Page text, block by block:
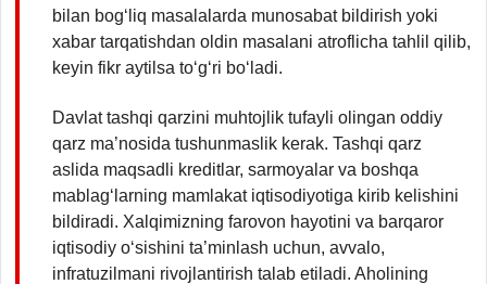
bilan bog‘liq masalalarda munosabat bildirish yoki
xabar tarqatishdan oldin masalani atroflicha tahlil qilib,
keyin fikr aytilsa to‘g‘ri bo‘ladi.
Davlat tashqi qarzini muhtojlik tufayli olingan oddiy
qarz ma’nosida tushunmaslik kerak. Tashqi qarz
aslida maqsadli kreditlar, sarmoyalar va boshqa
mablag‘larning mamlakat iqtisodiyotiga kirib kelishini
bildiradi. Xalqimizning farovon hayotini va barqaror
iqtisodiy o‘sishini ta’minlash uchun, avvalo,
infratuzilmani rivojlantirish talab etiladi. Aholining